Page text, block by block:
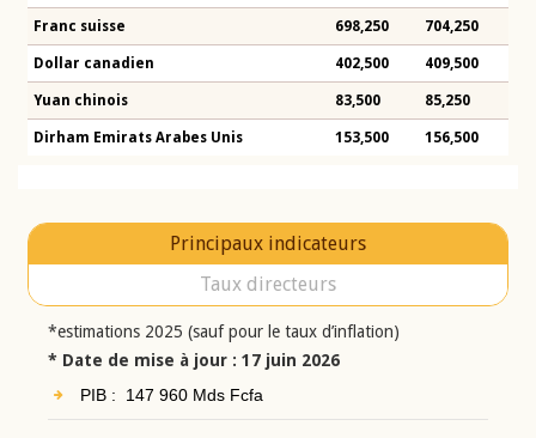
Franc suisse 698,250 704,250
Dollar canadien 402,500 409,500
Yuan chinois 83,500 85,250
Dirham Emirats Arabes Unis 153,500 156,500
Principaux indicateurs
Taux directeurs
*estimations 2025 (sauf pour le taux d’inflation)
* Date de mise à jour : 17 juin 2026
PIB : 147 960 Mds Fcfa